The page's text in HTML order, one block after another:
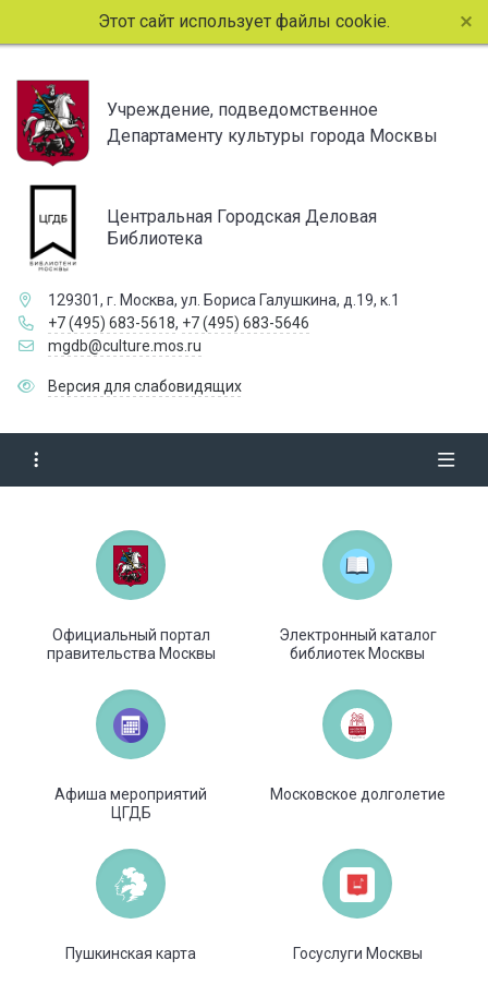
Этот сайт использует файлы cookie. Продолжая
Учреждение, подведомственное
Департаменту культуры города Москвы
Центральная Городская Деловая
Библиотека
129301, г. Москва, ул. Бориса Галушкина, д.19, к.1
+7 (495) 683-5618, +7 (495) 683-5646
mgdb@culture.mos.ru
Версия для слабовидящих
Официальный портал
правительства Москвы
Электронный каталог
библиотек Москвы
Афиша мероприятий
ЦГДБ
Московское долголетие
Пушкинская карта Госуслуги Москвы